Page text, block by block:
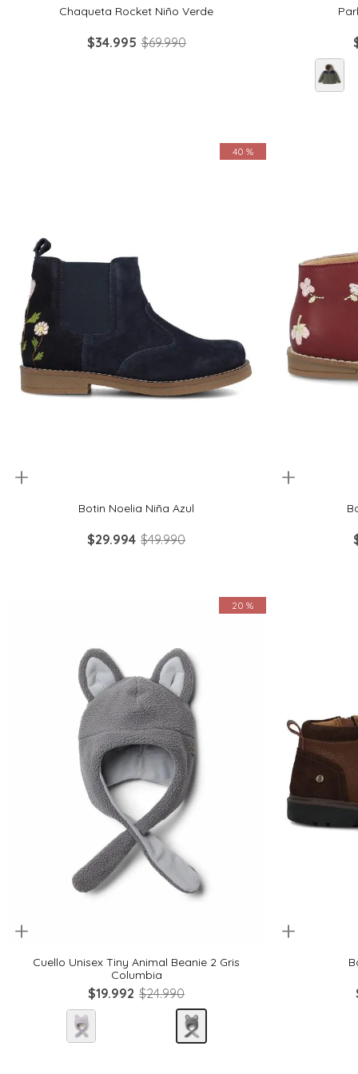
Chaqueta Rocket Niño Verde
$34.995 $69.990
40 %
Botin Noelia Niña Azul
$29.994 $49.990
Quickview
20 %
Cuello Unisex Tiny Animal Beanie 2 Gris
Columbia
$19.992 $24.990
Quickview